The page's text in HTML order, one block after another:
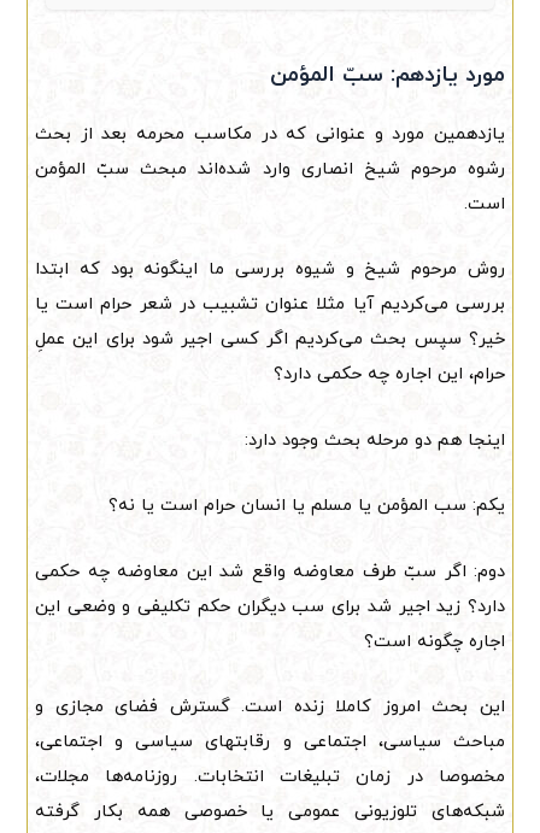
مورد یازدهم: سبّ المؤمن
یازدهمین مورد و عنوانی که در مکاسب محرمه بعد از بحث
رشوه مرحوم شیخ انصاری وارد شده‌اند مبحث سبّ المؤمن
است.
روش مرحوم شیخ و شیوه بررسی ما اینگونه بود که ابتدا
بررسی می‌کردیم آیا مثلا عنوان تشبیب در شعر حرام است یا
خیر؟ سپس بحث می‌کردیم اگر کسی اجیر شود برای این عملِ
حرام، این اجاره چه حکمی دارد؟
اینجا هم دو مرحله بحث وجود دارد:
یکم: سب المؤمن یا مسلم یا انسان حرام است یا نه؟
دوم: اگر سبّ طرف معاوضه واقع شد این معاوضه چه حکمی
دارد؟ زید اجیر شد برای سب دیگران حکم تکلیفی و وضعی این
اجاره چگونه است؟
این بحث امروز کاملا زنده است. گسترش فضای مجازی و
مباحث سیاسی، اجتماعی و رقابتهای سیاسی و اجتماعی،
مخصوصا در زمان تبلیغات انتخابات. روزنامه‌ها مجلات،
شبکه‌های تلوزیونی عمومی یا خصوصی همه بکار گرفته